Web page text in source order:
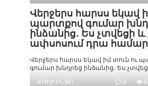
Վերջերս հարսս եկավ
պարտքով գումար
ինձանից․ Ես չտվեցի և
ափսոսում դրա
Վերջերս հարսս եկավ իմ տուն ու
գումար խնդրեց ինձանից․ Ես
ԲՈՒԺ ԻՆՖՈ
0